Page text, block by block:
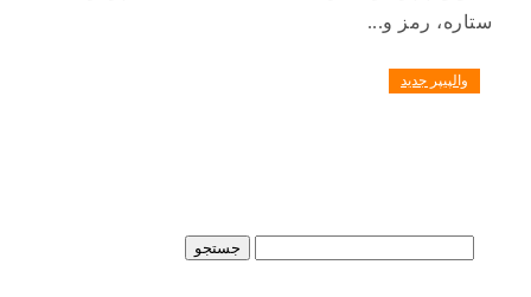
ستاره، رمز و...
والپیپر جدید